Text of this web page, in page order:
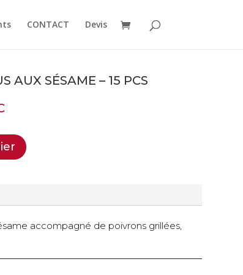
CONTACT Devis
AUX SÉSAME – 15 PCS
accompagné de poivrons grillées,